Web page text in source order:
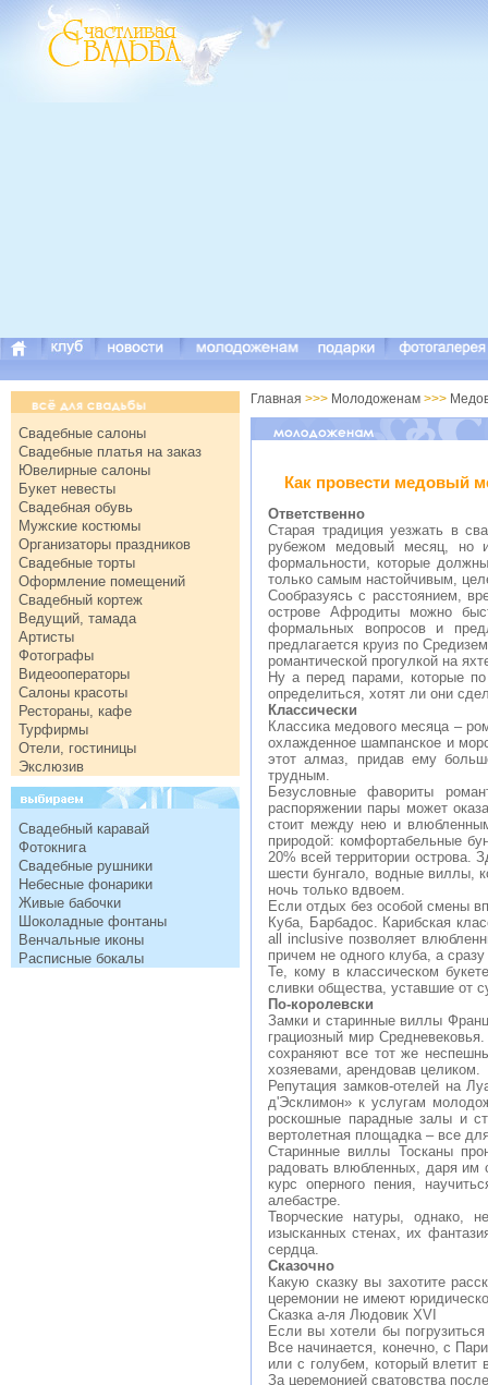
Свадебные салоны
Свадебные платья на заказ
Ювелирные салоны
Букет невесты
Свадебная обувь
Мужские костюмы
Организаторы праздников
Свадебные торты
Оформление помещений
Свадебный кортеж
Ведущий, тамада
Артисты
Фотографы
Видеооператоры
Салоны красоты
Рестораны, кафе
Турфирмы
Отели, гостиницы
Экслюзив
Свадебный каравай
Фотокнига
Свадебные рушники
Небесные фонарики
Живые бабочки
Шоколадные фонтаны
Венчальные иконы
Расписные бокалы
Главная >>> Молодоженам >>>
Как провести медовый
Ответственно
Старая традиция уезжать в
рубежом медовый месяц, но
формальности, которые
только самым настойчивым,
Сообразуясь с расстоянием,
острове Афродиты можно
формальных вопросов и
предлагается круиз по
романтической прогулкой на
Ну а перед парами, которые
определиться, хотят ли они
Классически
Классика медового месяца –
охлажденное шампанское и
этот алмаз, придав ему
трудным.
Безусловные фавориты
распоряжении пары может
стоит между нею и
природой: комфортабельные
20% всей территории острова.
шести бунгало, водные виллы,
ночь только вдвоем.
Если отдых без особой смены
Куба, Барбадос. Карибская
all inclusive позволяет
причем не одного клуба, а
Те, кому в классическом
сливки общества, уставшие от
По-королевски
Замки и старинные виллы
грациозный мир
сохраняют все тот же
хозяевами, арендовав целиком.
Репутация замков-отелей на
д'Эсклимон» к услугам
роскошные парадные залы и
вертолетная площадка – все
Старинные виллы Тосканы
радовать влюбленных, даря им
курс оперного пения,
алебастре.
Творческие натуры, однако,
изысканных стенах, их
сердца.
Сказочно
Какую сказку вы захотите
церемонии не имеют
Сказка а-ля Людовик XVI
Если вы хотели бы
Все начинается, конечно, с
или с голубем, который
За церемонией сватовства